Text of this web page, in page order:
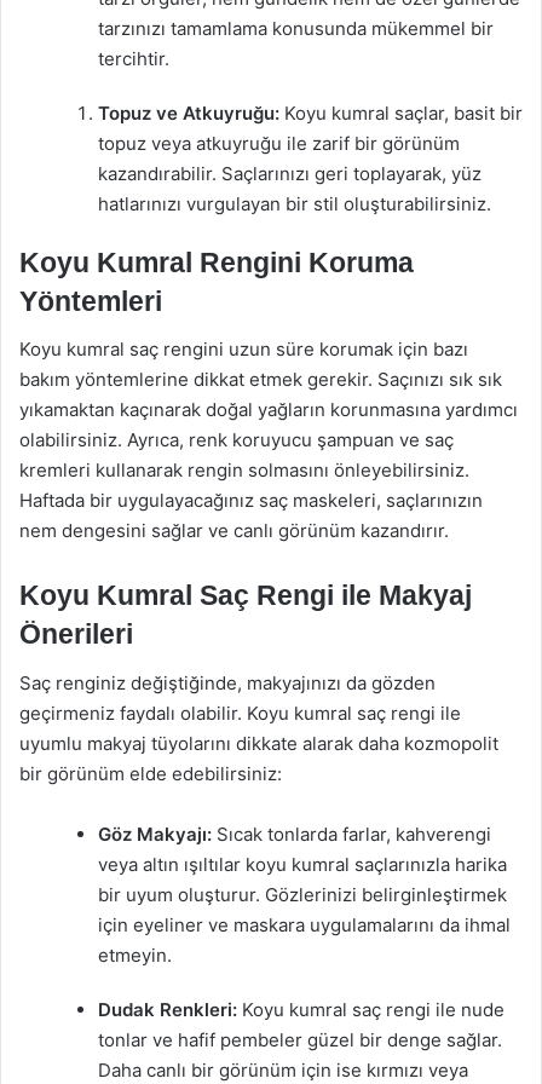
tarzınızı tamamlama konusunda mükemmel bir
tercihtir.
Topuz ve Atkuyruğu: Koyu kumral saçlar, basit bir
topuz veya atkuyruğu ile zarif bir görünüm
kazandırabilir. Saçlarınızı geri toplayarak, yüz
hatlarınızı vurgulayan bir stil oluşturabilirsiniz.
Koyu Kumral Rengini Koruma
Yöntemleri
Koyu kumral saç rengini uzun süre korumak için bazı
bakım yöntemlerine dikkat etmek gerekir. Saçınızı sık sık
yıkamaktan kaçınarak doğal yağların korunmasına yardımcı
olabilirsiniz. Ayrıca, renk koruyucu şampuan ve saç
kremleri kullanarak rengin solmasını önleyebilirsiniz.
Haftada bir uygulayacağınız saç maskeleri, saçlarınızın
nem dengesini sağlar ve canlı görünüm kazandırır.
Koyu Kumral Saç Rengi ile Makyaj
Önerileri
Saç renginiz değiştiğinde, makyajınızı da gözden
geçirmeniz faydalı olabilir. Koyu kumral saç rengi ile
uyumlu makyaj tüyolarını dikkate alarak daha kozmopolit
bir görünüm elde edebilirsiniz:
Göz Makyajı: Sıcak tonlarda farlar, kahverengi
veya altın ışıltılar koyu kumral saçlarınızla harika
bir uyum oluşturur. Gözlerinizi belirginleştirmek
için eyeliner ve maskara uygulamalarını da ihmal
etmeyin.
Dudak Renkleri: Koyu kumral saç rengi ile nude
tonlar ve hafif pembeler güzel bir denge sağlar.
Daha canlı bir görünüm için ise kırmızı veya